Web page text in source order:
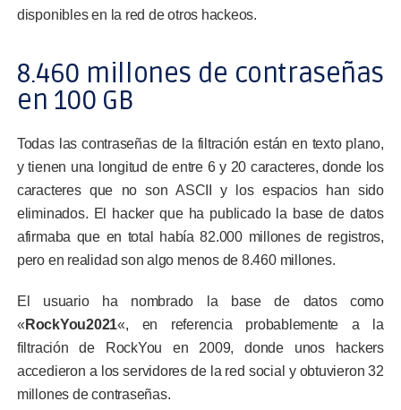
disponibles en la red de otros hackeos.
8.460 millones de contraseñas
en 100 GB
Todas las contraseñas de la filtración están en texto plano,
y tienen una longitud de entre 6 y 20 caracteres, donde los
caracteres que no son ASCII y los espacios han sido
eliminados. El hacker que ha publicado la base de datos
afirmaba que en total había 82.000 millones de registros,
pero en realidad son algo menos de 8.460 millones.
El usuario ha nombrado la base de datos como
« RockYou2021«, en referencia probablemente a la
filtración de RockYou en 2009, donde unos hackers
accedieron a los servidores de la red social y obtuvieron 32
millones de contraseñas.